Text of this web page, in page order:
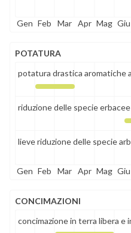
Gen Feb Mar Apr Mag Giu
POTATURA
potatura drastica aromatiche
riduzione delle specie
lieve riduzione delle specie
Gen Feb Mar Apr Mag Giu
CONCIMAZIONI
concimazione in terra libera e